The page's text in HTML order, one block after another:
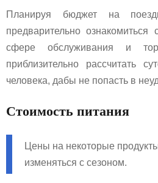
Планируя бюджет на
предварительно
сфере обслуживания и
приблизительно рассчитать
человека, дабы не попасть в
Стоимость питания
Цены на некоторые
изменяться с сезоном.